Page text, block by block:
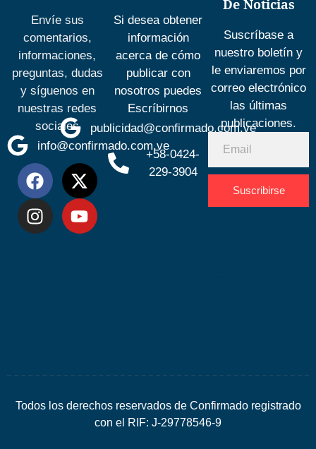
Envíe sus
comentarios,
informaciones,
preguntas, dudas
y síguenos en
nuestras redes
sociales
info@confirmado.com.ve
Si desea obtener
información
acerca de cómo
publicar con
nosotros puedes
Escríbirnos
publicidad@confirmado.com.ve
+58-0424-
229-3904
De Noticias
Suscríbase a
nuestro boletín y
le enviaremos por
correo electrónico
las últimas
publicaciones.
Suscribirse
Todos los derechos reservados de Confirmado registrado
con el RIF: J-29778546-9